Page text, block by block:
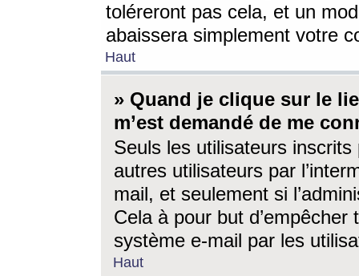
toléreront pas cela, et un
abaissera simplement votre
Haut
» Quand je clique sur le
m’est demandé de me
Seuls les utilisateurs
autres utilisateurs par
mail, et seulement si
Cela à pour but
système e-mail par les
Haut